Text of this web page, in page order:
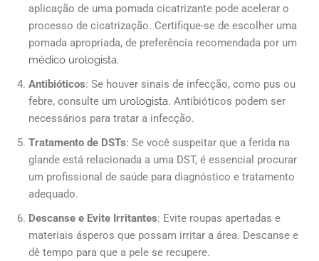
aplicação de uma pomada cicatrizante pode acelerar o
processo de cicatrização. Certifique-se de escolher uma
pomada apropriada, de preferência recomendada por um
médico urologista.
Antibióticos: Se houver sinais de infecção, como pus ou
febre, consulte um urologista. Antibióticos podem ser
necessários para tratar a infecção.
Tratamento de DSTs: Se você suspeitar que a ferida na
glande está relacionada a uma DST, é essencial procurar
um profissional de saúde para diagnóstico e tratamento
adequado.
Descanse e Evite Irritantes: Evite roupas apertadas e
materiais ásperos que possam irritar a área. Descanse e
dê tempo para que a pele se recupere.